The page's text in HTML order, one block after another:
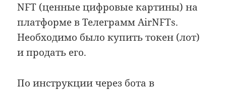
NFT (ценные цифровые картины) на
платформе в Телеграмм AirNFTs.
Необходимо было купить токен (лот)
и продать его.
По инструкции через бота в